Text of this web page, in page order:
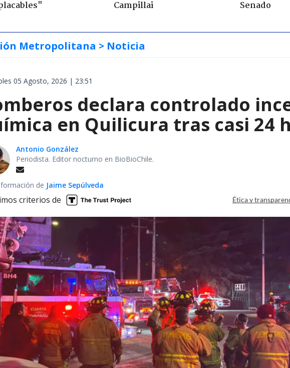
Campillai
Senado
Metropolitana > Noticia
05 Agosto, 2026 | 23:51
declara controlado
en Quilicura tras casi 24
Antonio González
Periodista. Editor nocturno en BioBioChile.
de Jaime Sepúlveda
criterios de Ética y